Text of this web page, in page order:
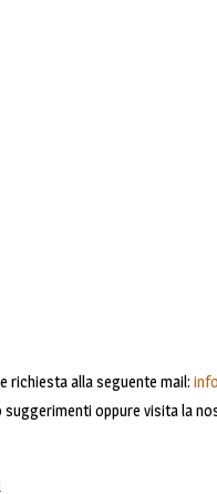
richiesta alla seguente mail:
oppure visita la